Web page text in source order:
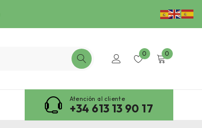
0 0
Atención al cliente
+34 613 13 90 17